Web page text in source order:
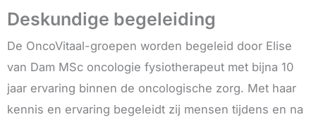
Deskundige begeleiding
De OncoVitaal-groepen worden begeleid door Elise
van Dam MSc oncologie fysiotherapeut met bijna 10
jaar ervaring binnen de oncologische zorg. Met haar
kennis en ervaring begeleidt zij mensen tijdens en na